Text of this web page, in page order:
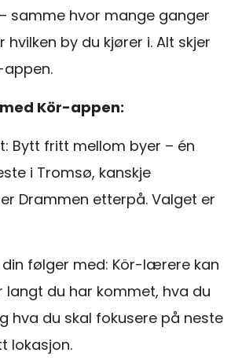
samme hvor mange ganger
hvilken by du kjører i. Alt skjer
Kör-appen:
Bytt fritt mellom byer – én
i Tromsø, kanskje
Drammen etterpå. Valget er
din følger med: Kör-lærere kan
langt du har kommet, hva du
hva du skal fokusere på neste
lokasjon.